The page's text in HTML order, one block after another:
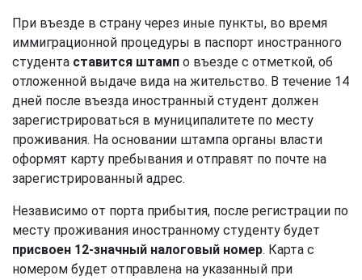
При въезде в страну через иные пункты, во время
иммиграционной процедуры в паспорт иностранного
студента ставится штамп о въезде с отметкой, об
отложенной выдаче вида на жительство. В течение 14
дней после въезда иностранный студент должен
зарегистрироваться в муниципалитете по месту
проживания. На основании штампа органы власти
оформят карту пребывания и отправят по почте на
зарегистрированный адрес.
Независимо от порта прибытия, после регистрации по
месту проживания иностранному студенту будет
присвоен 12-значный налоговый номер. Карта с
номером будет отправлена на указанный при